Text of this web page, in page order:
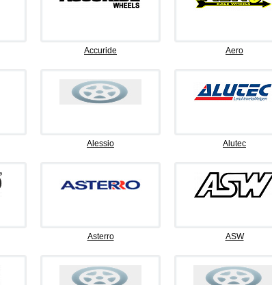
Accuride Aero
Alessio Alutec
Asterro ASW